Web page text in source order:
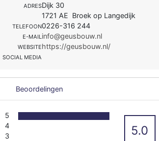
ADRESDijk 30
1721 AE Broek op Langedijk
TELEFOON0226-316 244
E-MAILinfo@geusbouw.nl
WEBSITEhttps://geusbouw.nl/
SOCIAL MEDIA
Beoordelingen
5
4
3
5.0